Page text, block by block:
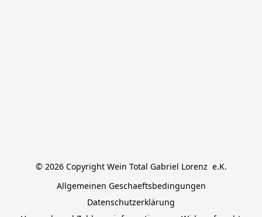
© 2026 Copyright Wein Total Gabriel Lorenz  e.K.
Allgemeinen Geschaeftsbedingungen
Datenschutzerklärung